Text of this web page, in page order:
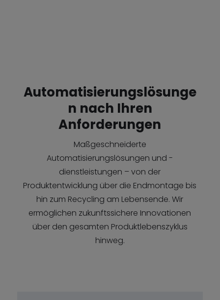
Automatisierungslösunge
n nach Ihren
Anforderungen
Maßgeschneiderte
Automatisierungslösungen und -
dienstleistungen – von der
Produktentwicklung über die Endmontage bis
hin zum Recycling am Lebensende. Wir
ermöglichen zukunftssichere Innovationen
über den gesamten Produktlebenszyklus
hinweg.